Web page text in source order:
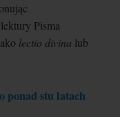
Pisma
lectio divina lub
ponad stu latach